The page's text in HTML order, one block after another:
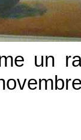
un